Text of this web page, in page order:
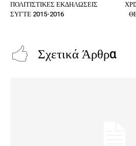
ΠΟΛΙΤΙΣΤΙΚΕΣ ΕΚΔΗΛΩΣΕΙΣ
ΣΥΓΤΕ 2015-2016
Σχετικά Άρθρα